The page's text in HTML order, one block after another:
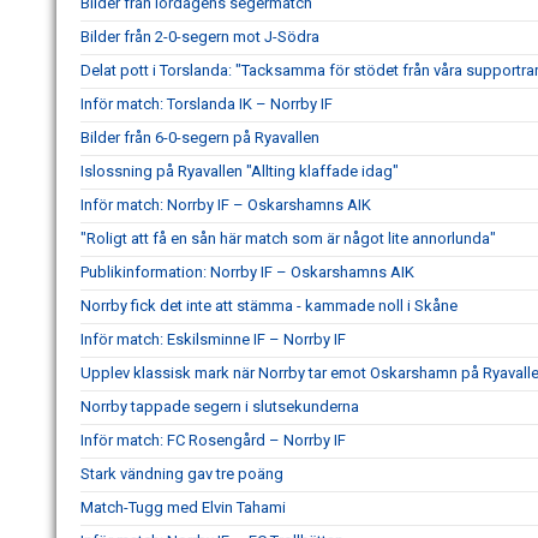
Bilder från 2-0-segern mot J-Södra
Delat pott i Torslanda: "Tacksamma för stödet från våra
Inför match: Torslanda IK – Norrby IF
Bilder från 6-0-segern på Ryavallen
Islossning på Ryavallen "Allting klaffade idag"
Inför match: Norrby IF – Oskarshamns AIK
"Roligt att få en sån här match som är något lite annorlunda"
Publikinformation: Norrby IF – Oskarshamns AIK
Norrby fick det inte att stämma - kammade noll i Skåne
Inför match: Eskilsminne IF – Norrby IF
Upplev klassisk mark när Norrby tar emot Oskarshamn på
Norrby tappade segern i slutsekunderna
Inför match: FC Rosengård – Norrby IF
Stark vändning gav tre poäng
Match-Tugg med Elvin Tahami